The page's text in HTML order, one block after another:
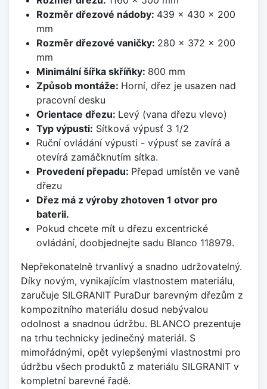
Rozměr dřezové nádoby: 439 x 430 x 200
mm
Rozměr dřezové vaničky: 280 x 372 x 200
mm
Minimální šířka skříňky: 800 mm
Způsob montáže: Horní, dřez je usazen nad
pracovní desku
Orientace dřezu: Levý (vana dřezu vlevo)
Typ výpusti: Sítková výpusť 3 1/2
Ruční ovládání výpusti - výpusť se zavírá a
otevírá zamáčknutím sítka.
Provedení přepadu: Přepad umístěn ve vaně
dřezu
Dřez má z výroby zhotoven 1 otvor pro
baterii.
Pokud chcete mít u dřezu excentrické
ovládání, doobjednejte sadu Blanco 118979.
Nepřekonatelně trvanlivý a snadno udržovatelný.
Díky novým, vynikajícím vlastnostem materiálu,
zaručuje SILGRANIT PuraDur barevným dřezům z
kompozitního materiálu dosud nebývalou
odolnost a snadnou údržbu. BLANCO prezentuje
na trhu technicky jedinečný materiál. S
mimořádnými, opět vylepšenými vlastnostmi pro
údržbu všech produktů z materiálu SILGRANIT v
kompletní barevné řadě.